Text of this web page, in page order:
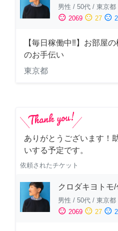
男性 / 50代 / 東京都
sentiment_satisfied 2069 sentiment_neutral 27 sentiment_dissatisfied 2
【毎日稼働中‼︎】お部屋
のお手伝い
東京都
ありがとうございます！
いする予定です。
依頼されたチケット
クロダキヨトモ/
男性 / 50代 / 東京都
sentiment_satisfied 2069 sentiment_neutral 27 sentiment_dissatisfied 2